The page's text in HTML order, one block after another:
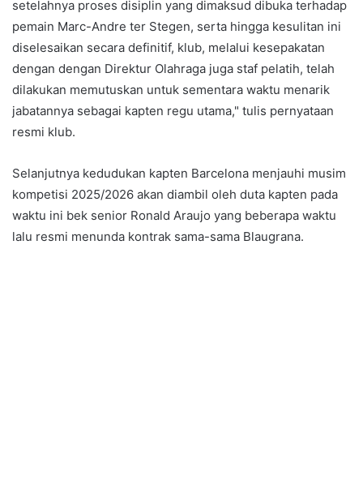
setelahnya proses disiplin yang dimaksud dibuka terhadap
pemain Marc-Andre ter Stegen, serta hingga kesulitan ini
diselesaikan secara definitif, klub, melalui kesepakatan
dengan dengan Direktur Olahraga juga staf pelatih, telah
dilakukan memutuskan untuk sementara waktu menarik
jabatannya sebagai kapten regu utama," tulis pernyataan
resmi klub.
Selanjutnya kedudukan kapten Barcelona menjauhi musim
kompetisi 2025/2026 akan diambil oleh duta kapten pada
waktu ini bek senior Ronald Araujo yang beberapa waktu
lalu resmi menunda kontrak sama-sama Blaugrana.